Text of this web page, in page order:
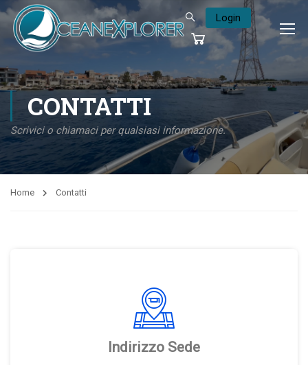
Login
CONTATTI
Scrivici o chiamaci per qualsiasi informazione.
Home Contatti
Indirizzo Sede